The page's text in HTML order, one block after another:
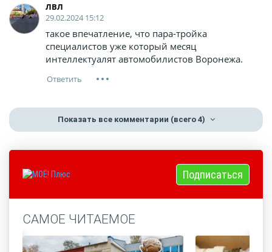
ЛВЛ
29.02.2024 15:12
такое впечатление, что пара-тройка
специалистов уже который месяц
интеллектуалят автомобилистов Воронежа.
Показать все комментарии (всего 4)
Подписаться
САМОЕ ЧИТАЕМОЕ